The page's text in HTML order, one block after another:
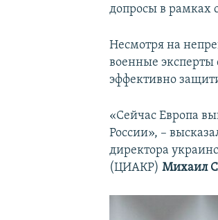
допросы в рамках
Несмотря на
военные эксперты
эффективно
«Сейчас Европа
России», –
директора
(ЦИАКР)Михаил